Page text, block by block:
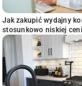
Jak zakupić wydajny
stosunkowo niskiej